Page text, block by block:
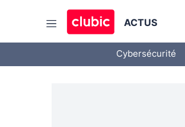
ACTUS
Cybersécurité